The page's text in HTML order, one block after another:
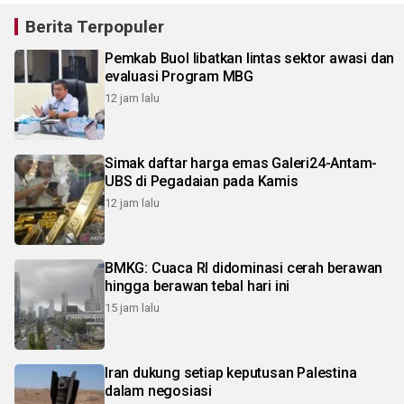
Berita Terpopuler
Pemkab Buol libatkan lintas sektor awasi dan
evaluasi Program MBG
12 jam lalu
Simak daftar harga emas Galeri24-Antam-
UBS di Pegadaian pada Kamis
12 jam lalu
BMKG: Cuaca RI didominasi cerah berawan
hingga berawan tebal hari ini
15 jam lalu
Iran dukung setiap keputusan Palestina
dalam negosiasi